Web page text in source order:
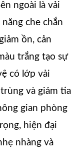
ngoài là vải
che chắn
ồn, cản
trắng tạo sự
có lớp vải
và giảm tia
gian phòng
hiện đại
nhàng và